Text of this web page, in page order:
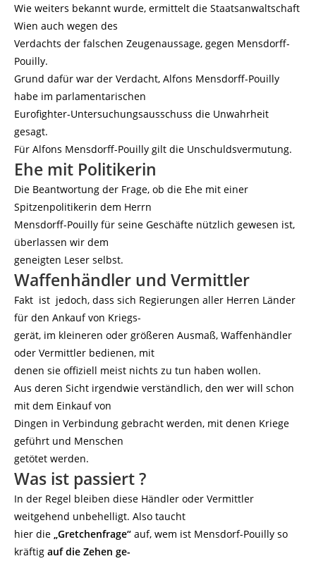
Wie weiters bekannt wurde, ermittelt die Staatsanwaltschaft
Wien auch wegen des
Verdachts der falschen Zeugenaussage, gegen Mensdorff-
Pouilly.
Grund dafür war der Verdacht, Alfons Mensdorff-Pouilly
habe im parlamentarischen
Eurofighter-Untersuchungsausschuss die Unwahrheit
gesagt.
Für Alfons Mensdorff-Pouilly gilt die Unschuldsvermutung.
Ehe mit Politikerin
Die Beantwortung der Frage, ob die Ehe mit einer
Spitzenpolitikerin dem Herrn
Mensdorff-Pouilly für seine Geschäfte nützlich gewesen ist,
überlassen wir dem
geneigten Leser selbst.
Waffenhändler und Vermittler
Fakt ist jedoch, dass sich Regierungen aller Herren Länder
für den Ankauf von Kriegs-
gerät, im kleineren oder größeren Ausmaß, Waffenhändler
oder Vermittler bedienen, mit
denen sie offiziell meist nichts zu tun haben wollen.
Aus deren Sicht irgendwie verständlich, den wer will schon
mit dem Einkauf von
Dingen in Verbindung gebracht werden, mit denen Kriege
geführt und Menschen
getötet werden.
Was ist passiert ?
In der Regel bleiben diese Händler oder Vermittler
weitgehend unbehelligt. Also taucht
hier die „Gretchenfrage“ auf, wem ist Mensdorf-Pouilly so
kräftig auf die Zehen ge-